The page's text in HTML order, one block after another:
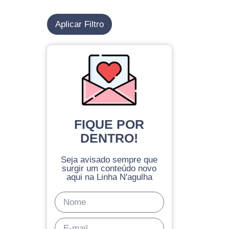
Aplicar Filtro
FIQUE POR
DENTRO!
Seja avisado sempre que
surgir um conteúdo novo
aqui na Linha N'agulha